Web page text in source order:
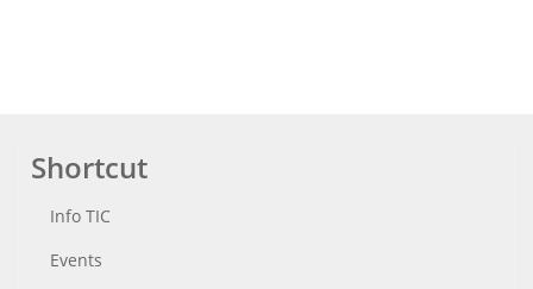
Shortcut
Info TIC
Events